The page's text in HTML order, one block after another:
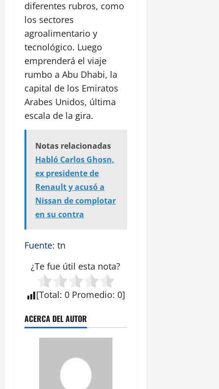
diferentes rubros, como
los sectores
agroalimentario y
tecnológico. Luego
emprenderá el viaje
rumbo a Abu Dhabi, la
capital de los Emiratos
Arabes Unidos, última
escala de la gira.
Notas relacionadas
Habló Carlos Ghosn,
ex presidente de
Renault y acusó a
Nissan de complotar
en su contra
Fuente: tn
¿Te fue útil esta nota?
[Total: 0 Promedio: 0]
ACERCA DEL AUTOR